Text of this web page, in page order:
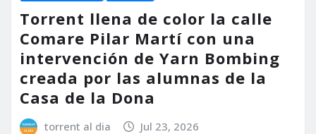
Torrent llena de color la calle
Comare Pilar Martí con una
intervención de Yarn Bombing
creada por las alumnas de la
Casa de la Dona
torrent al dia Jul 23, 2026